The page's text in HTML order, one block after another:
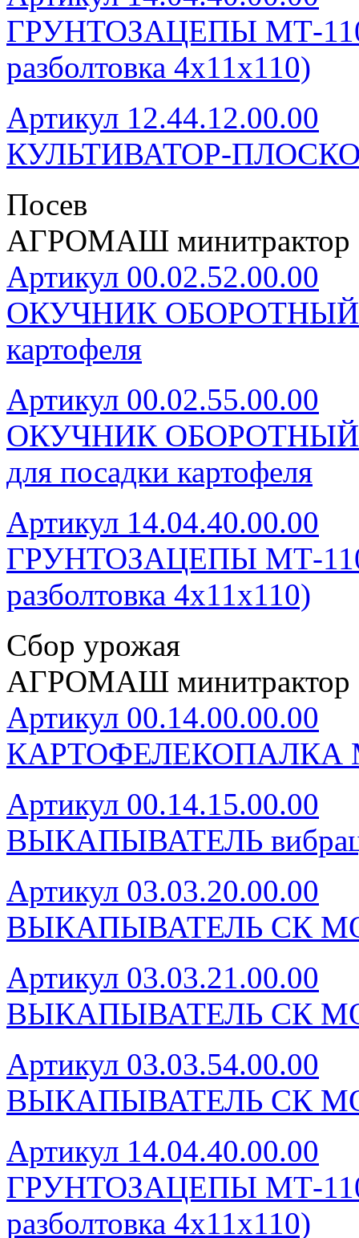
ГРУНТОЗАЦЕПЫ МТ-110
разболтовка 4х11х110)
Артикул 12.44.12.00.00
КУЛЬТИВАТОР-
Посев
АГРОМАШ
Артикул 00.02.52.00.00
ОКУЧНИК ОБОРОТНЫЙ
картофеля
Артикул 00.02.55.00.00
ОКУЧНИК
для посадки картофеля
Артикул 14.04.40.00.00
ГРУНТОЗАЦЕПЫ МТ-110
разболтовка 4х11х110)
Сбор урожая
АГРОМАШ
Артикул 00.14.00.00.00
КАРТОФЕЛЕКОПАЛКА
Артикул 00.14.15.00.00
ВЫКАПЫВАТЕЛЬ
Артикул 03.03.20.00.00
ВЫКАПЫВАТЕЛЬ СК
Артикул 03.03.21.00.00
ВЫКАПЫВАТЕЛЬ СК
Артикул 03.03.54.00.00
ВЫКАПЫВАТЕЛЬ СК
Артикул 14.04.40.00.00
ГРУНТОЗАЦЕПЫ МТ-110
разболтовка 4х11х110)